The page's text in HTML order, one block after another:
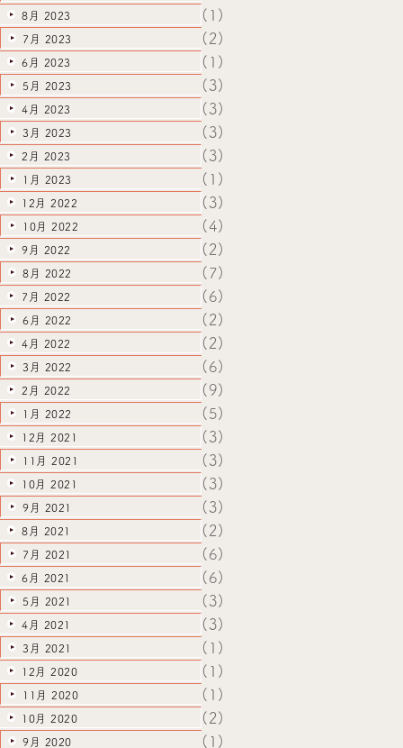
8月 2023 (1)
7月 2023 (2)
6月 2023 (1)
5月 2023 (3)
4月 2023 (3)
3月 2023 (3)
2月 2023 (3)
1月 2023 (1)
12月 2022 (3)
10月 2022 (4)
9月 2022 (2)
8月 2022 (7)
7月 2022 (6)
6月 2022 (2)
4月 2022 (2)
3月 2022 (6)
2月 2022 (9)
1月 2022 (5)
12月 2021 (3)
11月 2021 (3)
10月 2021 (3)
9月 2021 (3)
8月 2021 (2)
7月 2021 (6)
6月 2021 (6)
5月 2021 (3)
4月 2021 (3)
3月 2021 (1)
12月 2020 (1)
11月 2020 (1)
10月 2020 (2)
9月 2020 (1)